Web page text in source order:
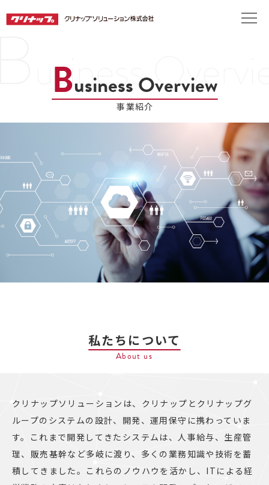
Business Overview
事業紹介
私たちについて
About us
クリナップソリューションは、クリナップとクリナップグ
ループのシステムの設計、開発、運用保守に携わっていま
す。これまで開発してきたシステムは、人事給与、生産管
理、販売基幹など多岐に渡り、多くの業務知識や技術を蓄
積してきました。 これらのノウハウを活かし、ITによる経